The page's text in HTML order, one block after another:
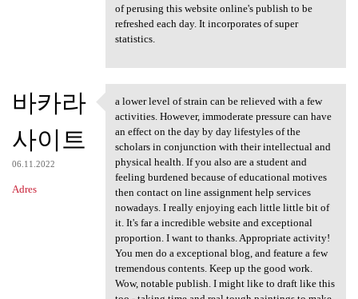
of perusing this website online's publish to be
refreshed each day. It incorporates of super
statistics.
바카라
사이트
06.11.2022
Adres
a lower level of strain can
a lower level of strain can be relieved with a few
activities. However, immoderate pressure can have
an effect on the day by day lifestyles of the
scholars in conjunction with their intellectual and
physical health. If you also are a student and
feeling burdened because of educational motives
then contact on line assignment help services
nowadays. I really enjoying each little little bit of
it. It's far a incredible website and exceptional
proportion. I want to thanks. Appropriate activity!
You men do a exceptional blog, and feature a few
tremendous contents. Keep up the good work.
Wow, notable publish. I might like to draft like this